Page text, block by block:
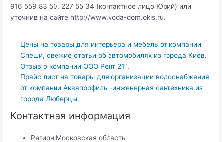
916 559 83 50, 227 55 34 (контактное лицо Юрий) или
уточнив на сайте http://www.voda-dom.okis.ru.
Цены на товары для интерьера и мебель от компании
Спеши, свежие статьи об автомобилях из города Киев.
Отзыв о компании ООО Рент 21″.
Прайс лист на товары для организации водоснабжения
от компании Аквапрофиль -инженерная сантехника из
города Люберцы.
Контактная информация
Регион:Московская область